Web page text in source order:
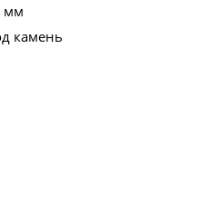
мм
камень